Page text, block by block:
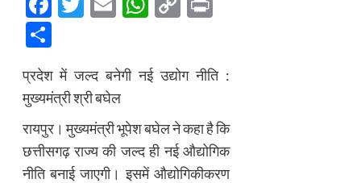
Share
प्रदेश में जल्द बनेगी नई उद्योग नीति :
मुख्यमंत्री श्री बघेल
रायपुर। मुख्यमंत्री भूपेश बघेल ने कहा है कि
छत्तीसगढ़ राज्य की जल्द ही नई औद्योगिक
नीति बनाई जाएगी। इसमें औद्योगिकीकरण